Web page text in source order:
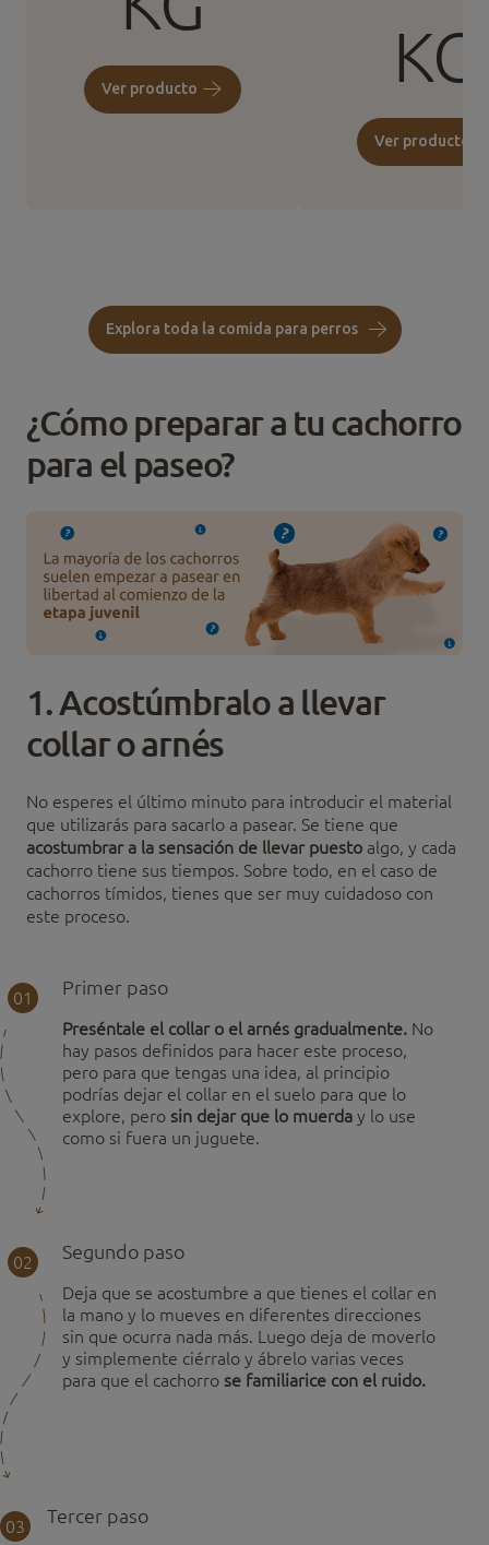
KG
Explora toda la comida para perros
¿Cómo preparar a tu cachorro
para el paseo?
1. Acostúmbralo a llevar
collar o arnés
No esperes el último minuto para introducir el material
que utilizarás para sacarlo a pasear. Se tiene que
acostumbrar a la sensación de llevar puesto algo, y cada
cachorro tiene sus tiempos. Sobre todo, en el caso de
cachorros tímidos, tienes que ser muy cuidadoso con
este proceso.
01 Primer paso
Preséntale el collar o el arnés gradualmente. No
hay pasos definidos para hacer este proceso,
pero para que tengas una idea, al principio
podrías dejar el collar en el suelo para que lo
explore, pero sin dejar que lo muerda y lo use
como si fuera un juguete.
02 Segundo paso
Deja que se acostumbre a que tienes el collar en
la mano y lo mueves en diferentes direcciones
sin que ocurra nada más. Luego deja de moverlo
y simplemente ciérralo y ábrelo varias veces
para que el cachorro se familiarice con el ruido.
03 Tercer paso